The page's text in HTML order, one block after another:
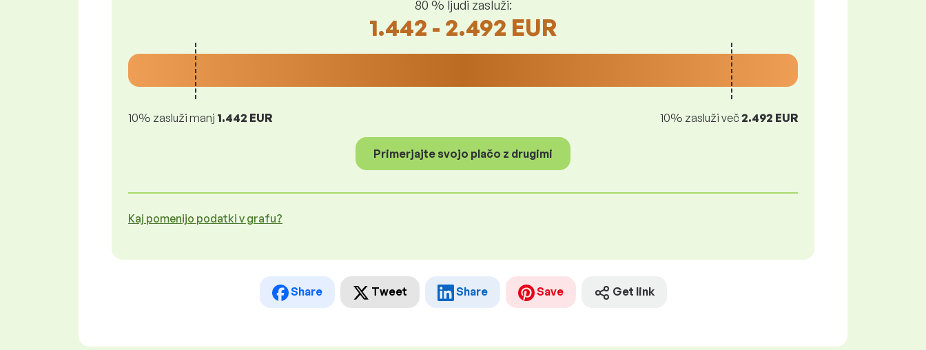
80 % ljudi zasluži:
1.442 - 2.492 EUR
10% zasluži manj 1.442 EUR 10% zasluži več2.492 EUR
Primerjajte svojo plačo z drugimi
Kaj pomenijo podatki v grafu?
Share Tweet Share Save Get link